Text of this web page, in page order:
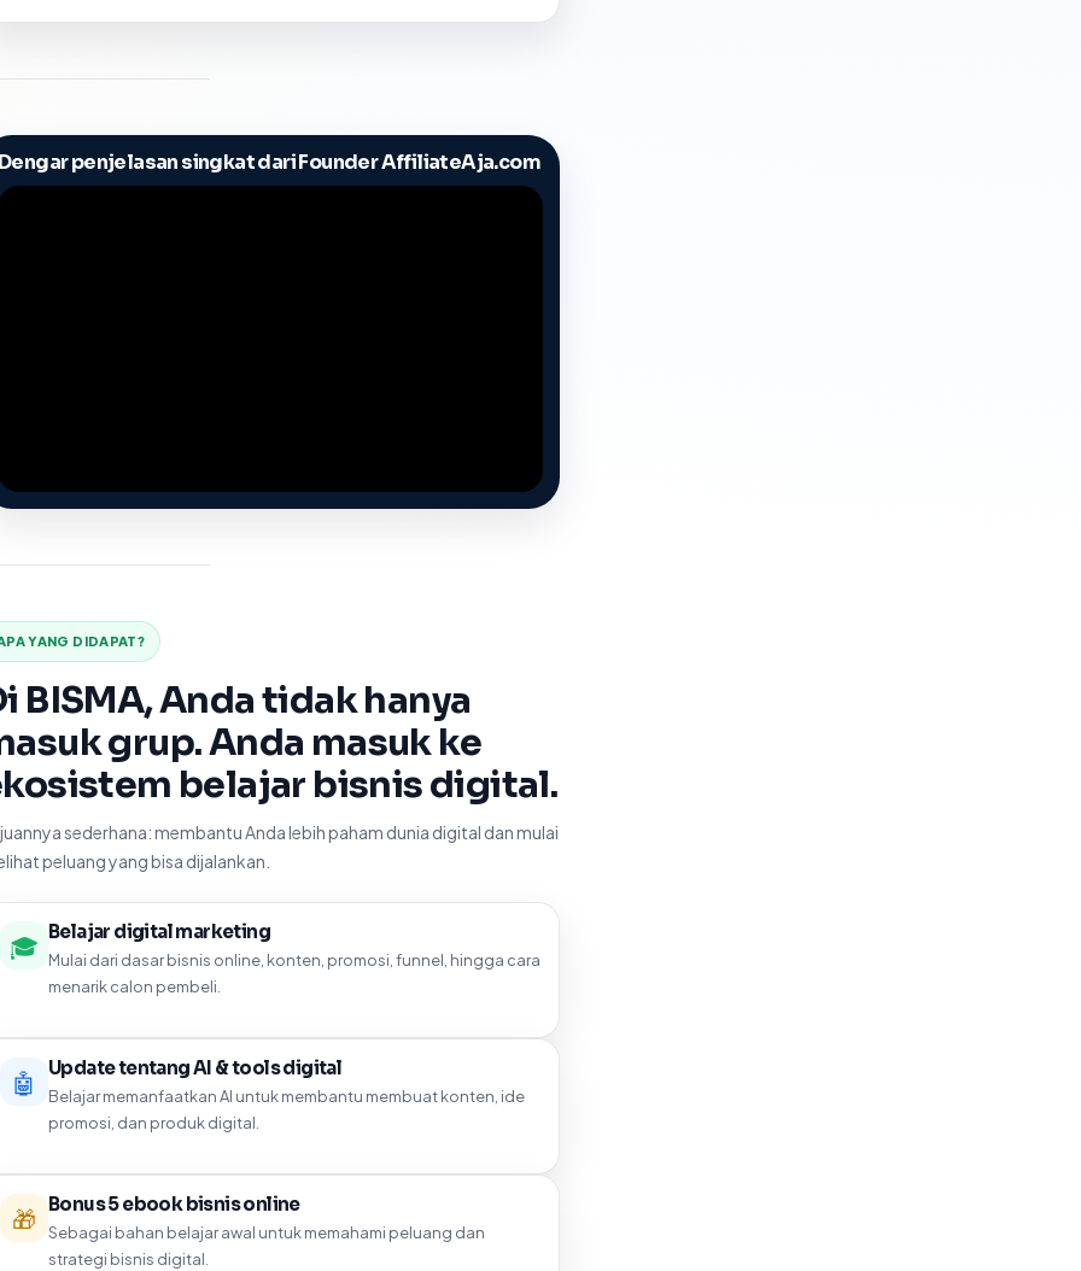
Dengar penjelasan singkat dari Founder AffiliateAja.com
YANG DIDAPAT?
BISMA, Anda tidak hanya
grup. Anda masuk ke
belajar bisnis digital.
sederhana: membantu Anda lebih paham dunia digital dan mulai
peluang yang bisa dijalankan.
🎓 Belajar digital marketing
Mulai dari dasar bisnis online, konten, promosi, funnel, hingga cara
menarik calon pembeli.
🤖 Update tentang AI & tools digital
Belajar memanfaatkan AI untuk membantu membuat konten, ide
promosi, dan produk digital.
🎁 Bonus 5 ebook bisnis online
Sebagai bahan belajar awal untuk memahami peluang dan
strategi bisnis digital.